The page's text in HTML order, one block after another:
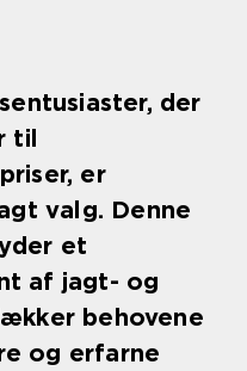
der
til
er
valg. Denne
et
af jagt- og
behovene
og erfarne